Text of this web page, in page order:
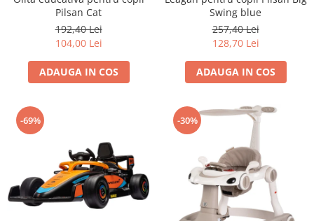
Pilsan Cat
192,40 Lei
104,00 Lei
ADAUGA IN COS
Swing blue
257,40 Lei
128,70 Lei
ADAUGA IN COS
-69% -30%